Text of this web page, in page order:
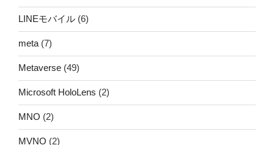
LINEモバイル (6)
meta (7)
Metaverse (49)
Microsoft HoloLens (2)
MNO (2)
MVNO (2)